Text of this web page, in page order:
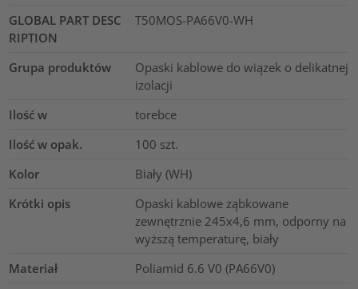
GLOBAL PART DESC
RIPTION
T50MOS-PA66V0-WH
Grupa produktów
Opaski kablowe do wiązek o delikatnej
izolacji
Ilość w
torebce
Ilość w opak.
100 szt.
Kolor
Biały (WH)
Krótki opis
Opaski kablowe ząbkowane
zewnętrznie 245x4,6 mm, odporny na
wyższą temperaturę, biały
Materiał
Poliamid 6.6 V0 (PA66V0)